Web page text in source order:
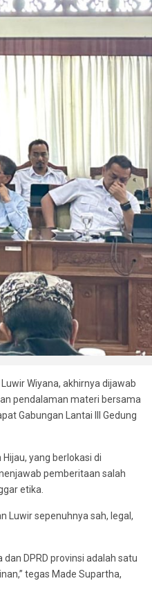
Wiyana, akhirnya dijawab
pendalaman materi bersama
Gabungan Lantai III Gedung
yang berlokasi di
pemberitaan salah
etika.
Luwir sepenuhnya sah, legal,
DPRD provinsi adalah satu
tegas Made Supartha,